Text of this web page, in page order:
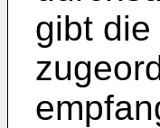
gibt